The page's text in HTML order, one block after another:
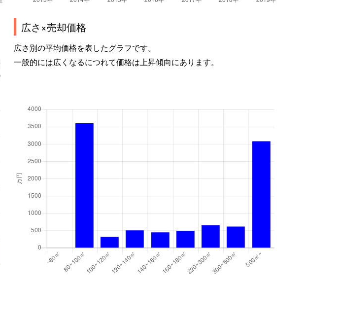
広さ×売却価格
広さ別の平均価格を表したグラフです。
一般的には広くなるにつれて価格は上昇傾向にあります。